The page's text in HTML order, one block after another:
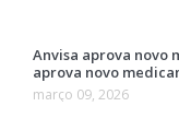
Anvisa aprova novo
aprova novo
março 09, 2026